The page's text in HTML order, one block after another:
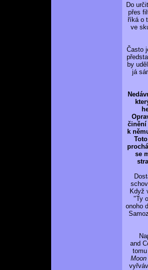
Do
přes
říká o
ve
Často
by
já
činění
k
se
Když
"Ty
onoho
and
Moon